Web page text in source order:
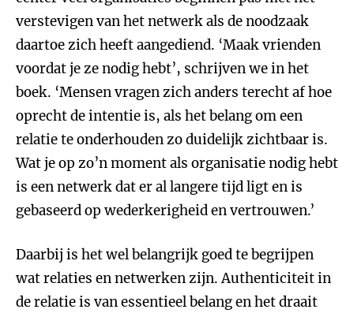
verstevigen van het netwerk als de noodzaak
daartoe zich heeft aangediend. ‘Maak vrienden
voordat je ze nodig hebt’, schrijven we in het
boek. ‘Mensen vragen zich anders terecht af hoe
oprecht de intentie is, als het belang om een
relatie te onderhouden zo duidelijk zichtbaar is.
Wat je op zo’n moment als organisatie nodig hebt
is een netwerk dat er al langere tijd ligt en is
gebaseerd op wederkerigheid en vertrouwen.’
Daarbij is het wel belangrijk goed te begrijpen
wat relaties en netwerken zijn. Authenticiteit in
de relatie is van essentieel belang en het draait